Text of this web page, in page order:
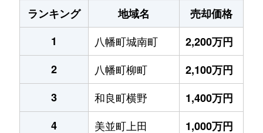
ランキング
地域名
売却価格
1
八幡町城南町
2,200万円
2
八幡町柳町
2,100万円
3
和良町横野
1,400万円
4
美並町上田
1,000万円